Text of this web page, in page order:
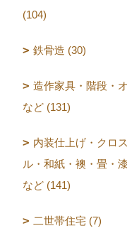
(104)
鉄骨造 (30)
造作家具・階段・
など (131)
内装仕上げ・クロ
ル・和紙・襖・畳・
など (141)
二世帯住宅 (7)